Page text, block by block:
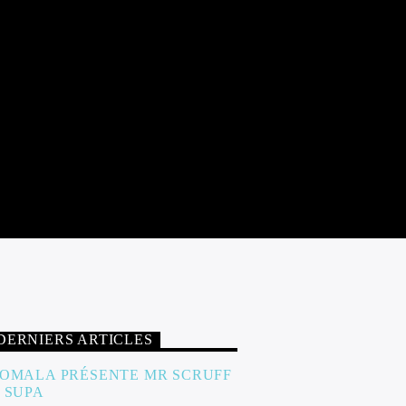
ARTICLES
PRÉSENTE MR SCRUFF